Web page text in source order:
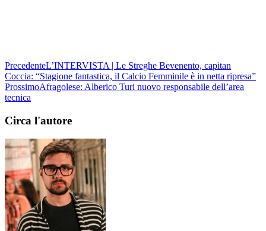
PrecedenteL’INTERVISTA | Le Streghe Bevenento, capitan
Coccia: “Stagione fantastica, il Calcio Femminile è in netta ripresa”
ProssimoAfragolese: Alberico Turi nuovo responsabile dell’area
tecnica
Circa l'autore